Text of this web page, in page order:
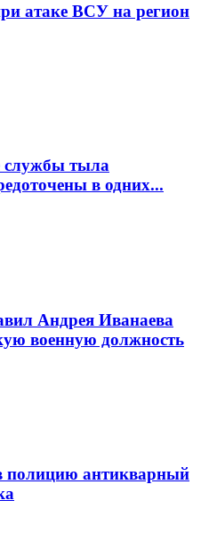
атаке ВСУ на регион
службы тыла
в одних...
Андрея Иванаева
военную должность
полицию антикварный